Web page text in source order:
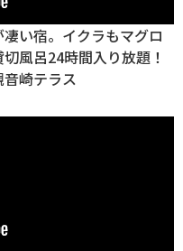
い宿。イクラもマグロ
風呂24時間入り放題！
崎テラス